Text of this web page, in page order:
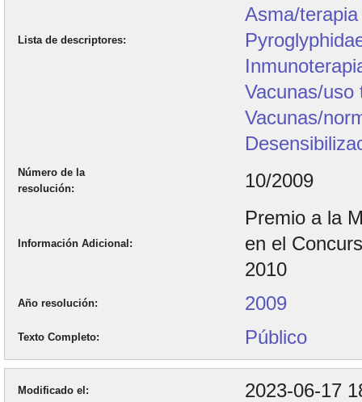
Lista de descriptores
Asma/terapia
Vacunas/uso
Vacunas/
Número de la
resolución
10/2009
Información Adicional
Premio a la
en el
2010
Año resolución 2009
Texto Completo Público
Modificado el 2023-06-17